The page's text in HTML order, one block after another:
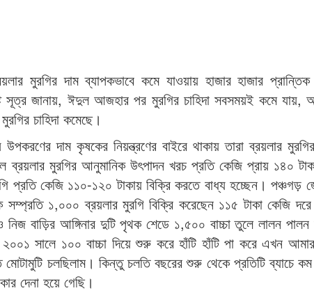
মুরগির দাম ব্যাপকভাবে কমে যাওয়ায় হাজার হাজার প্রান্তিক
সূত্র জানায়, ঈদুল আজহার পর মুরগির চাহিদা সবসময়ই কমে যায়,
চাহিদা কমেছে।
দাম কৃষকের নিয়ন্ত্রণের বাইরে থাকায় তারা ব্রয়লার
ব্রয়লার মুরগির আনুমানিক উৎপাদন খরচ প্রতি কেজি প্রায় ১৪০
প্রতি কেজি ১১০-১২০ টাকায় বিক্রি করতে বাধ্য হচ্ছেন। পঞ্চগড়
সম্প্রতি ১,০০০ ব্রয়লার মুরগি বিক্রি করেছেন ১১৫ টাকা কেজি
বাড়ির আঙ্গিনার দুটি পৃথক শেডে ১,৫০০ বাচ্চা তুলে লালন
সালে ১০০ বাচ্চা দিয়ে শুরু করে হাঁটি হাঁটি পা করে এখন
চলছিলাম। কিন্তু চলতি বছরের শুরু থেকে প্রতিটি ব্যাচে
দেনা হয়ে গেছি।